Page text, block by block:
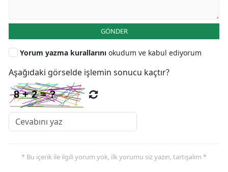
GÖNDER
Yorum yazma kurallarını okudum ve kabul ediyorum
Aşağıdaki görselde işlemin sonucu kaçtır?
* Bu içerik ile ilgili yorum yok, ilk yorumu siz yazın, tartışalım *